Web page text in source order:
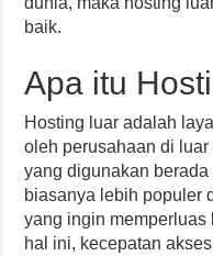
baik.
Apa itu
Hosting luar adalah
oleh perusahaan di
yang digunakan
biasanya lebih populer
yang ingin
hal ini, kecepatan